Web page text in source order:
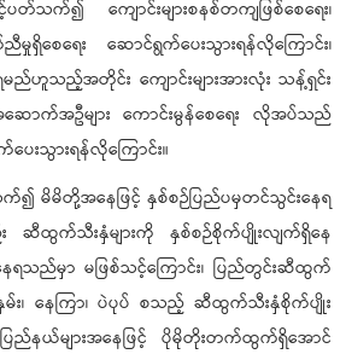
ပတ်သက်၍ ကျောင်းများစနစ်တကျဖြစ်စေရေး၊
စေရေး ဆောင်ရွက်ပေးသွားရန်လိုကြောင်း၊
မည်ဟူသည့်အတိုင်း ကျောင်းများအားလုံး သန့်ရှင်း
ဆောက်အဦများ ကောင်းမွန်စေရေး လိုအပ်သည်
ေးသွားရန်လိုကြောင်း။
၍ မိမိတို့အနေဖြင့် နှစ်စဉ်ပြည်ပမှတင်သွင်းနေရ
း ဆီထွက်သီးနှံများကို နှစ်စဉ်စိုက်ပျိုးလျက်ရှိနေ
ရသည်မှာ မဖြစ်သင့်ကြောင်း၊ ပြည်တွင်းဆီထွက်
နှမ်း၊ နေကြာ၊ ပဲပုပ် စသည့် ဆီထွက်သီးနှံစိုက်ပျိုး
ည်နယ်များအနေဖြင့် ပိုမိုတိုးတက်ထွက်ရှိအောင်